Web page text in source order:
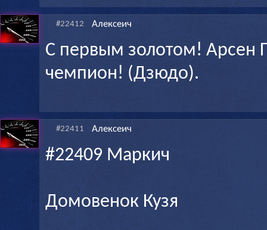
#22412 Алексеич
С первым золотом! Арсен
чемпион! (Дзюдо).
#22411 Алексеич
#22409 Маркич
Домовенок Кузя